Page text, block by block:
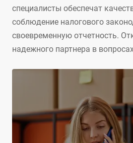
специалисты обеспечат
соблюдение налогового
своевременную отчетность.
надежного партнера в